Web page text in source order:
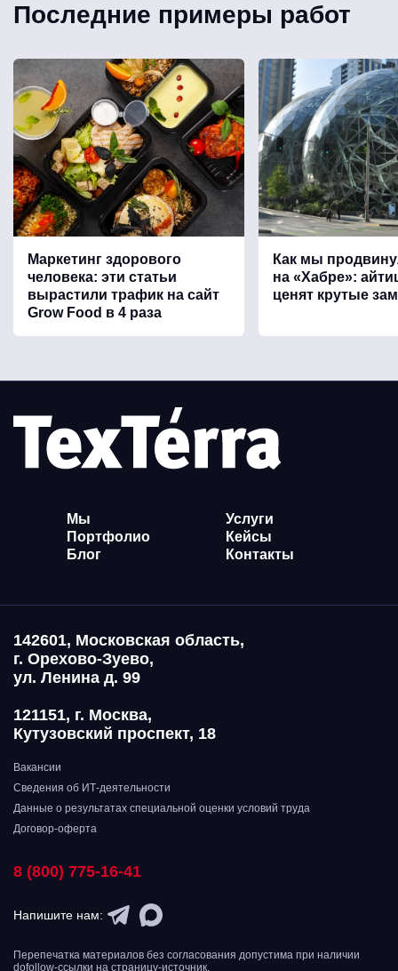
Последние примеры работ
Маркетинг здорового
человека: эти статьи
вырастили трафик на сайт
Grow Food в 4 раза
Как мы
на «Хабре»:
ценят крутые
Мы
Услуги
Портфолио
Кейсы
Блог
Контакты
142601, Московская область,
г. Орехово-Зуево,
ул. Ленина д. 99
121151, г. Москва,
Кутузовский проспект, 18
Вакансии
Сведения об ИТ-деятельности
Данные о результатах специальной оценки условий труда
Договор-оферта
8 (800) 775-16-41
Напишите нам:
Перепечатка материалов без согласования допустима при наличии
dofollow-ссылки на страницу-источник.